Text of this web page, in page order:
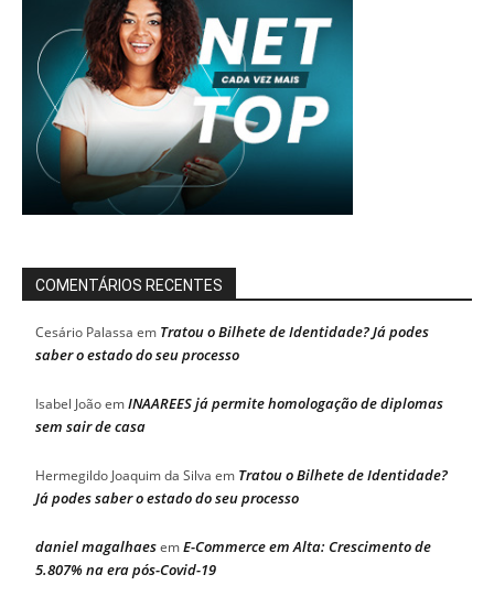
COMENTÁRIOS RECENTES
Cesário Palassa em Tratou o Bilhete de Identidade? Já podes
saber o estado do seu processo
Isabel JoãoemINAAREES já permite homologação de diplomas
sem sair de casa
Hermegildo Joaquim da Silva em Tratou o Bilhete de Identidade?
Já podes saber o estado do seu processo
daniel magalhaesemE-Commerce em Alta: Crescimento de
5.807% na era pós-Covid-19